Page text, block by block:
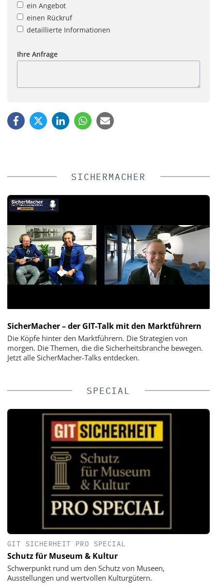
ein Angebot
einen Rückruf
detaillierte Informationen
Ihre Anfrage
SICHERMACHER
SicherMacher – der GIT-Talk mit den Marktführern
Die Köpfe hinter den Marktführern. Die Strategien von
morgen. Die Themen, die die Sicherheitsbranche bewegen.
Jetzt alle SicherMacher-Talks entdecken.
SPECIAL
GIT SICHERHEIT PRO SPECIAL
Schutz für Museum & Kultur
Schwerpunkt rund um den Schutz von Museen,
Ausstellungen und wertvollen Kulturgütern.